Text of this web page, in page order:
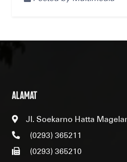
ALAMAT
Jl. Soekarno Hatta
(0293) 365211
(0293) 365210